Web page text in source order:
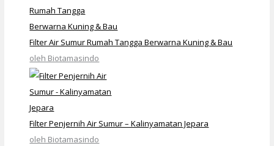
Filter Air Sumur Rumah Tangga Berwarna Kuning & Bau
oleh Biotamasindo
Filter Penjernih Air Sumur – Kalinyamatan Jepara
oleh Biotamasindo